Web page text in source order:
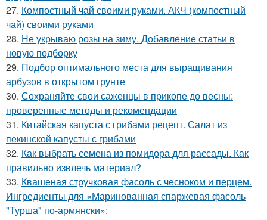
27. Компостный чай своими руками. АКЧ (компостный
чай) своими руками
28. Не укрываю розы на зиму. Добавление статьи в
новую подборку
29. Подбор оптимального места для выращивания
арбузов в открытом грунте
30. Сохраняйте свои саженцы в прикопе до весны:
проверенные методы и рекомендации
31. Китайская капуста с грибами рецепт. Салат из
пекинской капусты с грибами
32. Как выбрать семена из помидора для рассады. Как
правильно извлечь материал?
33. Квашеная стручковая фасоль с чесноком и перцем.
Ингредиенты для «Маринованная спаржевая фасоль
"Турша" по-армянски»: